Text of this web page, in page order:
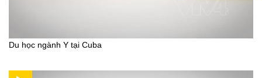
Du học ngành Y tại Cuba